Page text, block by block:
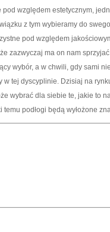
względem estetycznym,
z tym wybieramy do
pod względem
zazwyczaj ma on nam
wybór, a w chwili, gdy sami
tej dyscyplinie. Dzisiaj na
wybrać dla siebie te, jakie to
podłogi będą wyłożone